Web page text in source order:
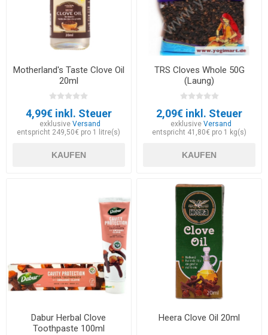
Motherland's Taste Clove Oil
20ml
4,99€ inkl. Steuer
exklusiveVersand
entspricht 249,50€ pro 1 litre(s)
KAUFEN
TRS Cloves Whole 50G
(Laung)
2,09€ inkl. Steuer
exklusive Versand
entspricht 41,80€ pro 1 kg(s)
KAUFEN
Dabur Herbal Clove
Toothpaste 100ml
Heera Clove Oil 20ml